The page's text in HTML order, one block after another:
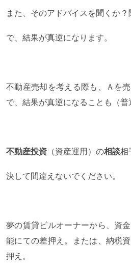
また、そのアドバイスを聞くか？
で、結果が真逆になります。
不動産売却を考える際も、Ａを
で、結果が真逆になることも（普
不動産投資 （資産運用）の相談相
決して間違えないでください。
夢の賃貸ビルオーナーから、資
能にての差押え。または、納税
押え。